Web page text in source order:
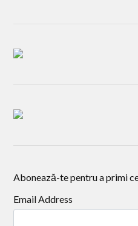
Abonează-te pentru a primi
Email Address